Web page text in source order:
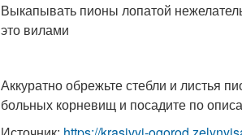
Выкапывать пионы лопатой
это вилами
Аккуратно обрежьте стебли и листья
больных корневищ и посадите по